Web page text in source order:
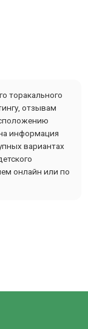
торакального
отзывам
информация
вариантах
онлайн или по